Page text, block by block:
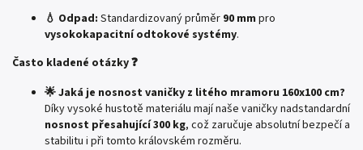
💧 Odpad: Standardizovaný průměr 90 mm pro
vysokokapacitní odtokové systémy.
Často kladené otázky ❓
🌟 Jaká je nosnost vaničky z litého mramoru 160x100 cm?
Díky vysoké hustotě materiálu mají naše vaničky nadstandardní
nosnost přesahující 300 kg, což zaručuje absolutní bezpečí a
stabilitu i při tomto královském rozměru.